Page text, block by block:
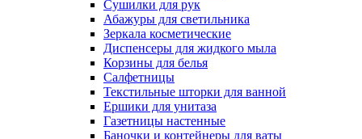
Сушилки для рук
Абажуры для светильника
Зеркала косметические
Диспенсеры для жидкого мыла
Корзины для белья
Салфетницы
Текстильные шторки для ванной
Ершики для унитаза
Газетницы настенные
Баночки и контейнеры для ваты